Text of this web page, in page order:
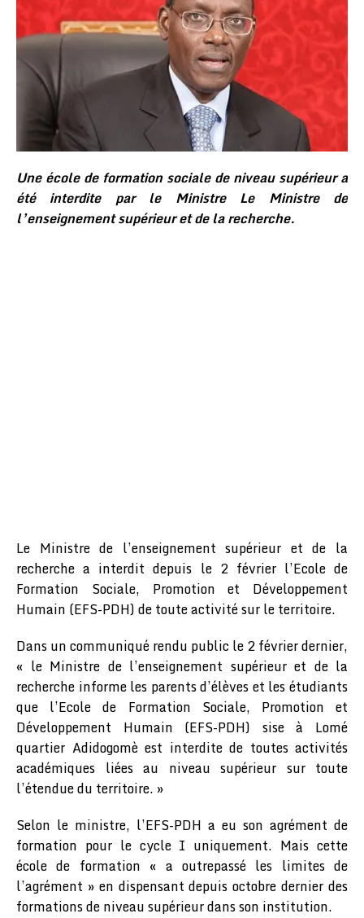
Une école de formation sociale de niveau supérieur a
été interdite par le Ministre Le Ministre de
l’enseignement supérieur et de la recherche.
Le Ministre de l’enseignement supérieur et de la
recherche a interdit depuis le 2 février l’Ecole de
Formation Sociale, Promotion et Développement
Humain (EFS-PDH) de toute activité sur le territoire.
Dans un communiqué rendu public le 2 février dernier,
« le Ministre de l’enseignement supérieur et de la
recherche informe les parents d’élèves et les étudiants
que l’Ecole de Formation Sociale, Promotion et
Développement Humain (EFS-PDH) sise à Lomé
quartier Adidogomè est interdite de toutes activités
académiques liées au niveau supérieur sur toute
l’étendue du territoire. »
Selon le ministre, l’EFS-PDH a eu son agrément de
formation pour le cycle I uniquement. Mais cette
école de formation « a outrepassé les limites de
l’agrément » en dispensant depuis octobre dernier des
formations de niveau supérieur dans son institution.